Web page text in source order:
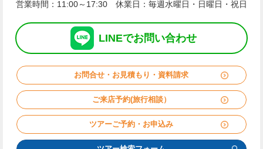
営業時間：11:00～17:30 休業日：毎週水曜日・日曜日・祝日
LINEでお問い合わせ
お問合せ・お見積もり・資料請求
ご来店予約(旅行相談）
ツアーご予約・お申込み